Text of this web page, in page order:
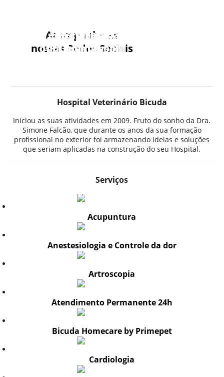
Acompanhe as
nossas Redes Sociais
de Estética
Animal
Televeterinária,
fique em casa!
Esterilização
por Laparoscopia
Hospital Veterinário Bicuda
Iniciou as suas atividades em 2009. Fruto do sonho da Dra.
Simone Falcão, que durante os anos da sua formação
profissional no exterior foi armazenando ideias e soluções
que seriam aplicadas na construção do seu Hospital.
Serviços
Acupuntura
Anestesiologia e Controle da dor
Artroscopia
Atendimento Permanente 24h
Bicuda Homecare by Primepet
Cardiologia